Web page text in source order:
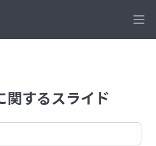
関するスライド